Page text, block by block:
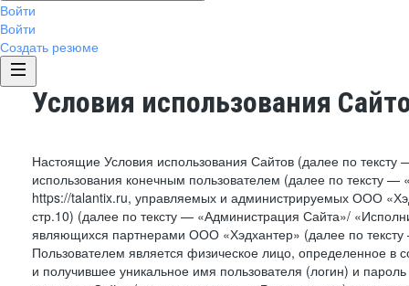
Войти
Войти
Создать резюме
Условия использования
Настоящие Условия использования Сайтов (далее по
использования конечным пользователем (далее по тексту
https://talantix.ru, управляемых и администрируемых ООО
стр.10) (далее по тексту — «Администрация Сайта»/
являющихся партнерами ООО «Хэдхантер» (далее по
Пользователем является физическое лицо, определенное в
и получившее уникальное имя пользователя (логин) и